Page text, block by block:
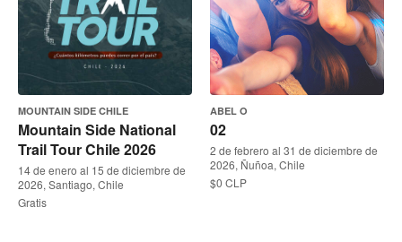
MOUNTAIN SIDE CHILE
Mountain Side National
Trail Tour Chile 2026
14 de enero al 15 de diciembre de
2026, Santiago, Chile
Gratis
ABEL O
02
2 de febrero al 31 de diciembre de
2026, Ñuñoa, Chile
$0 CLP